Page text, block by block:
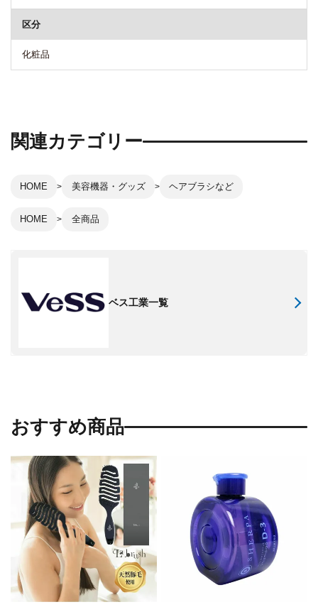
区分
化粧品
関連カテゴリー
HOME 美容機器・グッズ ヘアブラシなど
HOME 全商品
ベス工業一覧
おすすめ商品